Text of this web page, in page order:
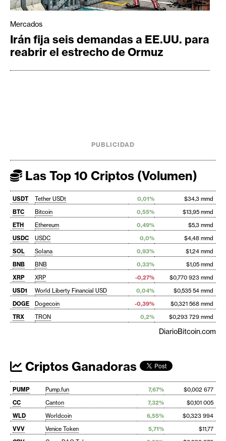
Mercados
Irán fija seis demandas a EE.UU. para
reabrir el estrecho de Ormuz
PUBLICIDAD
Las Top 10 Criptos (Volumen)
USDT Tether USDt 0,01%
$34,3 mmd
BTC
Bitcoin 0,55%
$13,95 mmd
ETH
Ethereum 0,49%
$5,3 mmd
USDC
USDC 0,0%
$4,48 mmd
SOL
Solana 0,93%
$1,24 mmd
BNB
BNB 0,33%
$1,05 mmd
XRP
XRP -0,27%
$0,770 923 mmd
USD1
World Liberty Financial USD 0,04%
$0,535 54 mmd
DOGE
Dogecoin -0,39%
$0,321 568 mmd
TRX
TRON 0,2% $0,293 729 mmd
DiarioBitcoin.com
Criptos Ganadoras
PUMP Pump.fun 7,67%
$0,002 677
CC
Canton 7,32%
$0,101 005
WLD
Worldcoin 6,55%
$0,323 994
VVV
Venice Token 5,71%
$11,77